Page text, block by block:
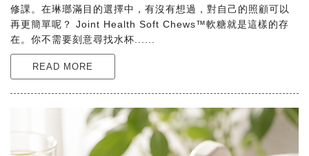
修課。在琳瑯滿目的選擇中，有沒有想過，對自己的照顧可以
再更簡單呢？ Joint Health Soft Chews™軟糖就是這樣的存
在。你不需要刻意尋找水杯......
READ MORE